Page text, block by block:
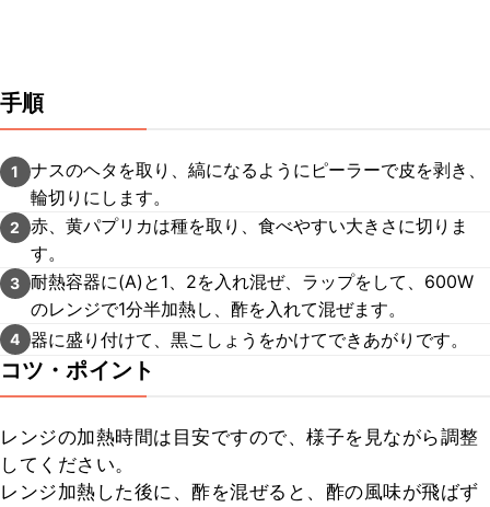
手順
1
ナスのヘタを取り、縞になるようにピーラーで皮を剥き、
輪切りにします。
2
赤、黄パプリカは種を取り、食べやすい大きさに切りま
す。
3 耐熱容器に(A)と1、2を入れ混ぜ、ラップをして、600W
のレンジで1分半加熱し、酢を入れて混ぜます。
4 器に盛り付けて、黒こしょうをかけてできあがりです。
コツ・ポイント
レンジの加熱時間は目安ですので、様子を見ながら調整
してください。
レンジ加熱した後に、酢を混ぜると、酢の風味が飛ばず